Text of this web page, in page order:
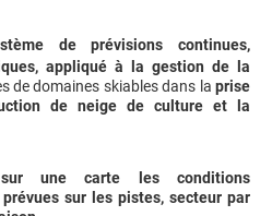
de prévisions continues,
appliqué à la gestion de la
de domaines skiables dans la prise
de neige de culture et la
une carte les conditions
sur les pistes, secteur par